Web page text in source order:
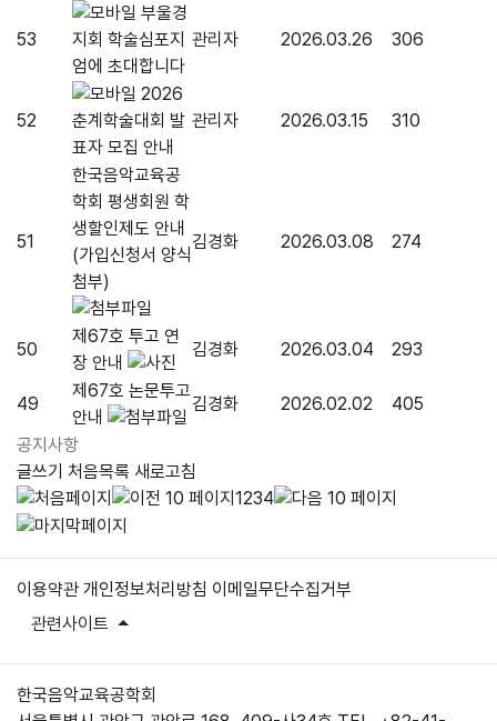
공지사항
53
부울경
지회 학술심포지
엄에 초대합니다
관리자 2026.03.26 306
52
2026
춘계학술대회 발
표자 모집 안내
관리자 2026.03.15 310
51
한국음악교육공
학회 평생회원 학
생할인제도 안내
(가입신청서 양식
첨부)
김경화 2026.03.08 274
50
제67호 투고 연
장 안내
김경화 2026.03.04 293
49
제67호 논문투고
안내
김경화 2026.02.02 405
글쓰기 처음목록 새로고침
1234
이용약관 개인정보처리방침 이메일무단수집거부
관련사이트
한국음악교육공학회